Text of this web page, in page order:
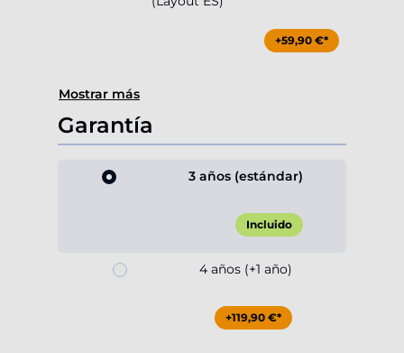
+59,90 €*
Mostrar más
Garantía
3 años (estándar)
Incluido
4 años (+1 año)
+119,90 €*